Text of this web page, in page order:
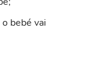
bebé vai